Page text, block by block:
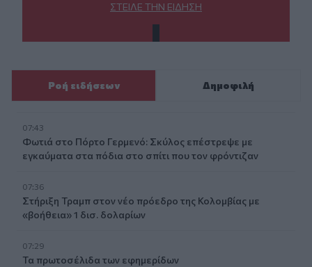
ΣΤΕΊΛΕ ΤΗΝ ΕΊΔΗΣΗ
Ροή ειδήσεων Δημοφιλή
07:43
Φωτιά στο Πόρτο Γερμενό: Σκύλος επέστρεψε με
εγκαύματα στα πόδια στο σπίτι που τον φρόντιζαν
07:36
Στήριξη Τραμπ στον νέο πρόεδρο της Κολομβίας με
«βοήθεια» 1 δισ. δολαρίων
07:29
Τα πρωτοσέλιδα των εφημερίδων